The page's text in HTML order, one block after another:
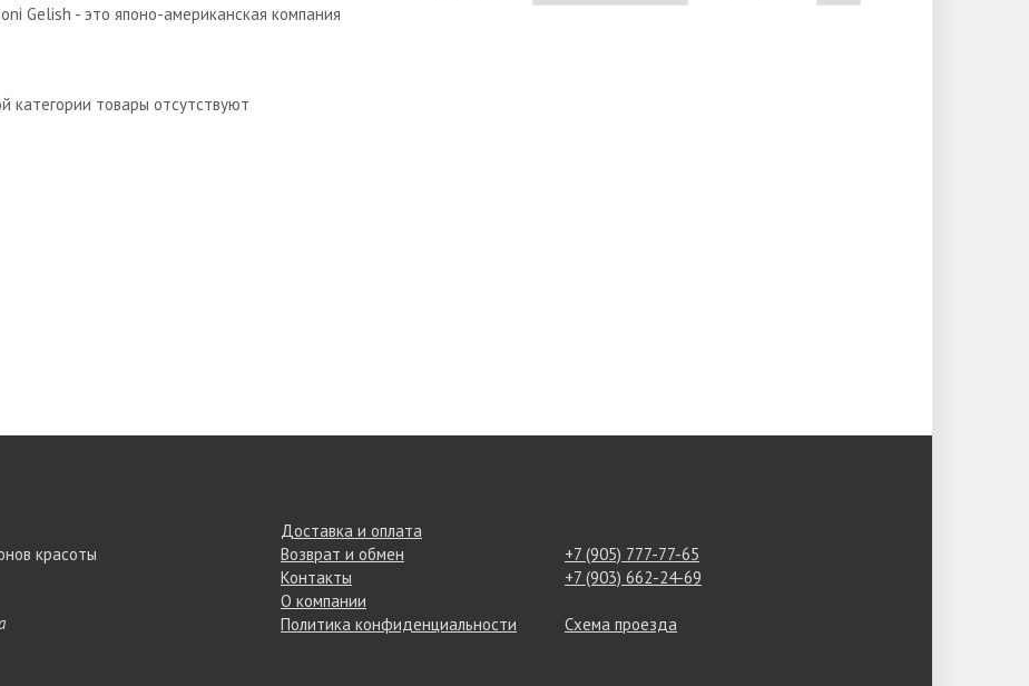
Gelish - это японо-американская компания
категории товары отсутствуют
красоты
Доставка и оплата
Возврат и обмен
Контакты
О компании
Политика конфиденциальности
+7 (905) 777-77-65
+7 (903) 662-24-69
Схема проезда